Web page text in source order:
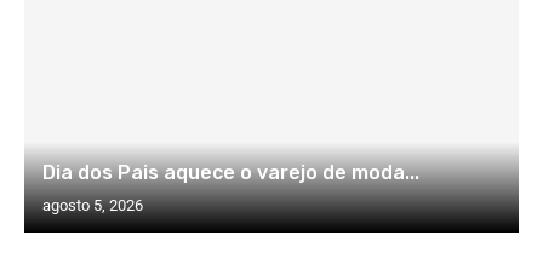
Dia dos Pais aquece o varejo de moda...
agosto 5, 2026